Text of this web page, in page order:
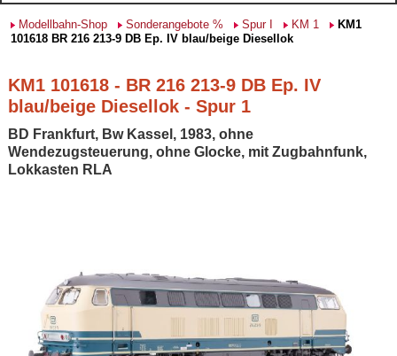
Modellbahn-Shop Sonderangebote % Spur I KM 1
KM1
101618 BR 216 213-9 DB Ep. IV blau/beige Diesellok
KM1 101618 - BR 216 213-9 DB Ep. IV
blau/beige Diesellok - Spur 1
BD Frankfurt, Bw Kassel, 1983, ohne
Wendezugsteuerung, ohne Glocke, mit Zugbahnfunk,
Lokkasten RLA